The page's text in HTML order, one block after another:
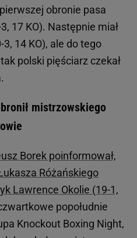
obronie pasa
17 KO). Następnie miał
14 KO), ale do tego
polski pięściarz czekał
mistrzowskiego
Borek poinformował,
Różańskiego
Lawrence Okolie (19-1,
popołudnie
Knockout Boxing Night,